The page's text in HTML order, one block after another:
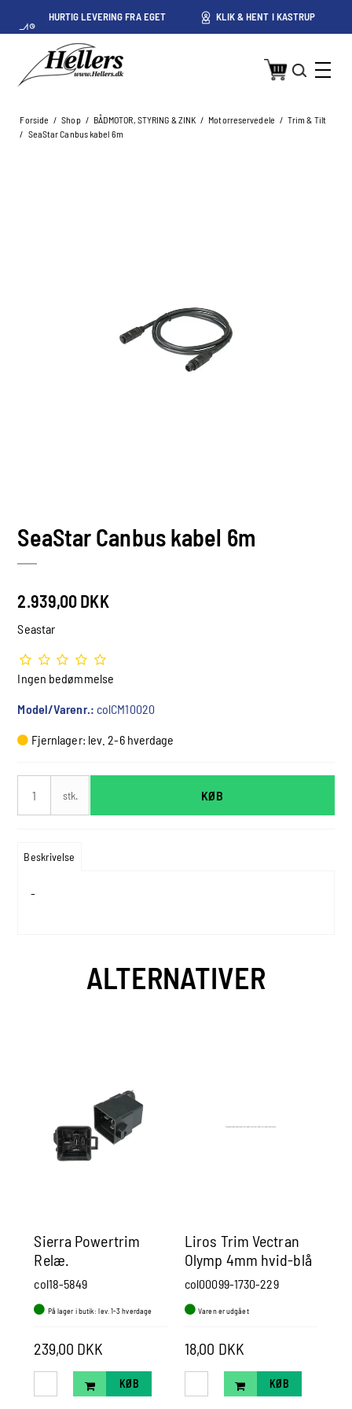
HURTIG LEVERING FRA EGET
LAGER I KASTRUP
KLIK & HENT I KASTRUP
Forside / Shop / BÅDMOTOR, STYRING & ZINK / Motorreservedele / Trim & Tilt
/ SeaStar Canbus kabel 6m
SeaStar Canbus kabel 6m
2.939,00 DKK
Seastar
Ingen bedømmelse
Model/Varenr.: colCM10020
Fjernlager: lev. 2-6 hverdage
stk. KØB
Beskrivelse
-
ALTERNATIVER
Sierra Powertrim
Relæ.
Mercruiser/Mercury
col18-5849
På lager i butik: lev. 1-3 hverdage
239,00 DKK
KØB
Liros Trim Vectran
Olymp 4mm hvid-blå
col00099-1730-229
Varen er udgået
18,00 DKK
KØB